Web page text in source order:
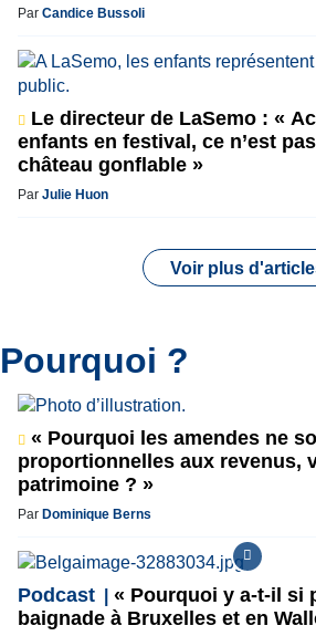
Par Candice Bussoli
Le directeur de LaSemo : «
enfants en festival, ce n’est
château gonflable »
Par Julie Huon
Voir plus
Pourquoi ?
« Pourquoi les amendes ne
proportionnelles aux revenus,
patrimoine ? »
Par Dominique Berns
Podcast
« Pourquoi y a-t-il si
baignade à Bruxelles et en